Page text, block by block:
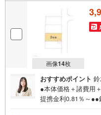
画像14枚
おすすめポイント
●本体価格＋諸費用
提携金利0.81％～